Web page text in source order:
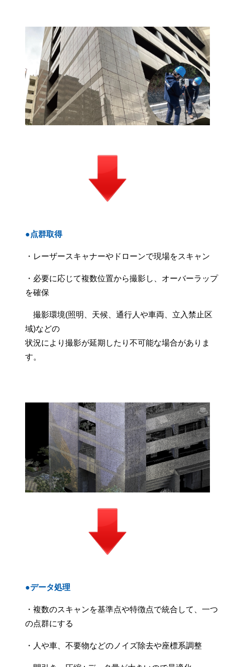
●点群取得
・レーザースキャナーやドローンで現場をスキャン
・必要に応じて複数位置から撮影し、オーバーラップ
を確保
撮影環境(照明、天候、通行人や車両、立入禁止区
域)などの
状況により撮影が延期したり不可能な場合がありま
す。
●データ処理
・複数のスキャンを基準点や特徴点で統合して、一つ
の点群にする
・人や車、不要物などのノイズ除去や座標系調整